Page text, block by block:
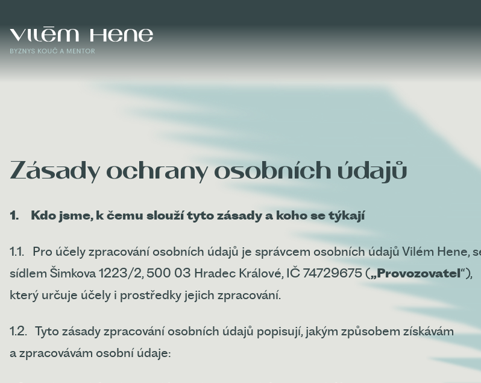
Zásady ochrany osobních údajů
1. Kdo jsme, k čemu slouží tyto zásady a koho se týkají
1.1.
Pro účely zpracování osobních údajů je správcem osobních údajů Vilém Hene,
sídlem Šimkova 1223/2, 500 03 Hradec Králové, IČ 74729675 („Provozovatel “),
který určuje účely i prostředky jejich zpracování.
1.2.
Tyto zásady zpracování osobních údajů popisují, jakým způsobem získávám
a zpracovávám osobní údaje: